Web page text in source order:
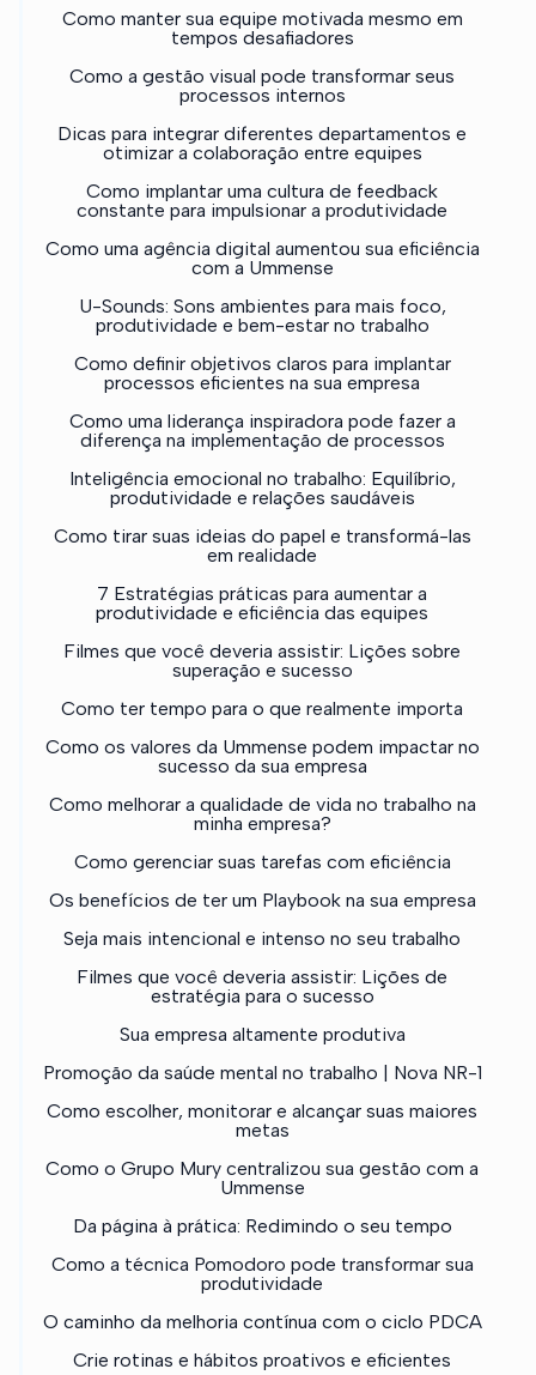
Como manter sua equipe motivada mesmo em
tempos desafiadores
Como a gestão visual pode transformar seus
processos internos
Dicas para integrar diferentes departamentos e
otimizar a colaboração entre equipes
Como implantar uma cultura de feedback
constante para impulsionar a produtividade
Como uma agência digital aumentou sua eficiência
com a Ummense
U-Sounds: Sons ambientes para mais foco,
produtividade e bem-estar no trabalho
Como definir objetivos claros para implantar
processos eficientes na sua empresa
Como uma liderança inspiradora pode fazer a
diferença na implementação de processos
Inteligência emocional no trabalho: Equilíbrio,
produtividade e relações saudáveis
Como tirar suas ideias do papel e transformá-las
em realidade
7 Estratégias práticas para aumentar a
produtividade e eficiência das equipes
Filmes que você deveria assistir: Lições sobre
superação e sucesso
Como ter tempo para o que realmente importa
Como os valores da Ummense podem impactar no
sucesso da sua empresa
Como melhorar a qualidade de vida no trabalho na
minha empresa?
Como gerenciar suas tarefas com eficiência
Os benefícios de ter um Playbook na sua empresa
Seja mais intencional e intenso no seu trabalho
Filmes que você deveria assistir: Lições de
estratégia para o sucesso
Sua empresa altamente produtiva
Promoção da saúde mental no trabalho | Nova NR-1
Como escolher, monitorar e alcançar suas maiores
metas
Como o Grupo Mury centralizou sua gestão com a
Ummense
Da página à prática: Redimindo o seu tempo
Como a técnica Pomodoro pode transformar sua
produtividade
O caminho da melhoria contínua com o ciclo PDCA
Crie rotinas e hábitos proativos e eficientes